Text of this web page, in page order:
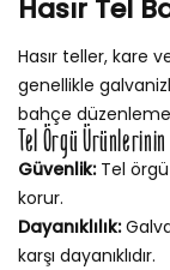
Hasır Tel
Hasır teller, kare
genellikle
bahçe
Tel Örgü
Güvenlik:Tel örgü
korur.
Dayanıklılık:
karşı dayanıklıdır.